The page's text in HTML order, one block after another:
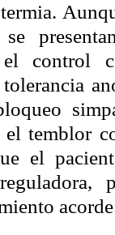
se
el control
temblor
el